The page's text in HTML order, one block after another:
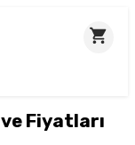
Fiyatları